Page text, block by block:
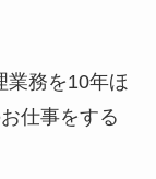
業務を10年ほ
仕事をする